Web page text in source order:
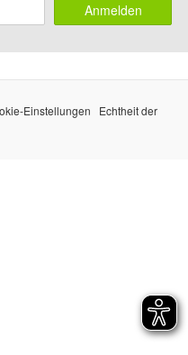
Anmelden
Einstellungen
Echtheit der